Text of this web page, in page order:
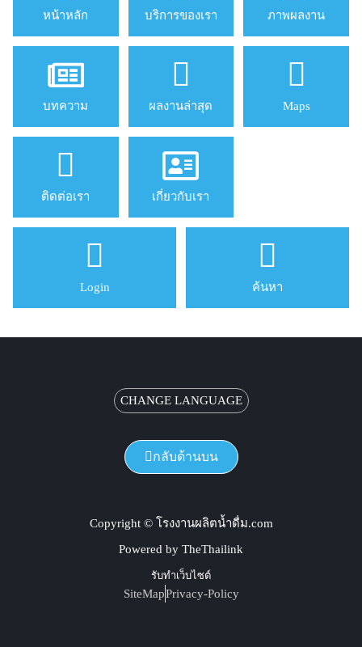
หน้าหลัก บริการของเรา ภาพผลงาน
บทความ ผลงานล่าสุด Maps
ติดต่อเรา เกี่ยวกับเรา
Login ค้นหา
Copyright © โรงงานผลิตน้ำดื่ม.com
Powered by TheThailink
รับทำเว็บไซต์
SiteMapPrivacy-Policy
CHANGE LANGUAGE
กลับด้านบน